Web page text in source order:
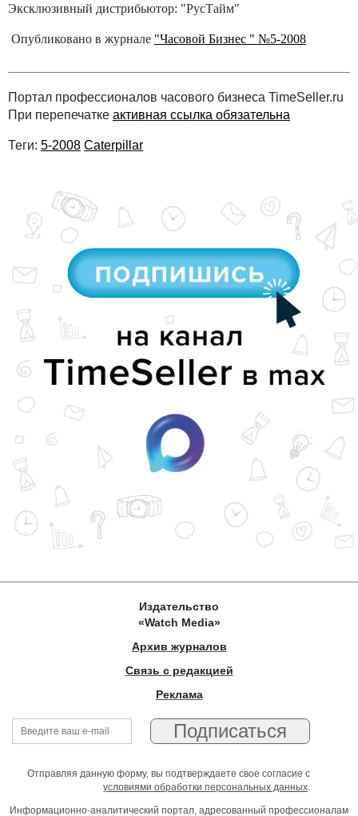
Эксклюзивный дистрибьютор: "РусТайм"
Опубликовано в журнале "Часовой Бизнес " №5-2008
Портал профессионалов часового бизнеса TimeSeller.ru
При перепечатке активная ссылка обязательна
Теги: 5-2008 Caterpillar
Издательство
«Watch Media»
Архив журналов
Связь с редакцией
Реклама
Отправляя данную форму, вы подтверждаете свое согласие с
условиями обработки персональных данных.
Информационно-аналитический портал, адресованный профессионалам